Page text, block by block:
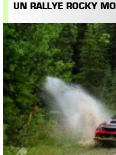
UN RALLYE ROCKY